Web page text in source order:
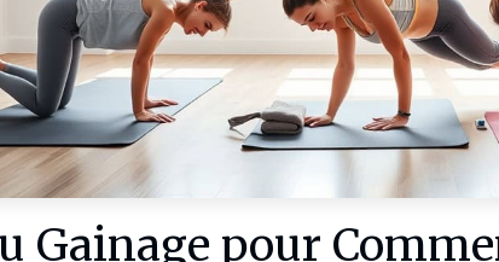
Gainage pour